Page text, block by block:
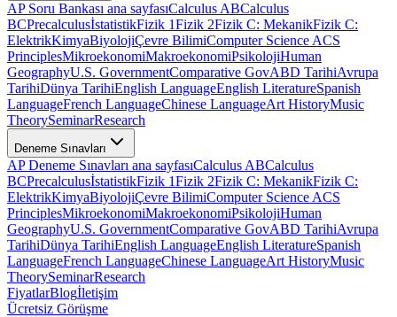
AP Soru Bankası ana sayfasıCalculus ABCalculus
BCPrecalculusİstatistikFizik 1Fizik 2Fizik C: MekanikFizik C:
ElektrikKimyaBiyolojiÇevre BilimiComputer Science ACS
PrinciplesMikroekonomiMakroekonomiPsikolojiHuman
GeographyU.S. GovernmentComparative GovABD TarihiAvrupa
TarihiDünya TarihiEnglish LanguageEnglish LiteratureSpanish
LanguageFrench LanguageChinese LanguageArt HistoryMusic
TheorySeminarResearch
Deneme Sınavları
AP Deneme Sınavları ana sayfasıCalculus ABCalculus
BCPrecalculusİstatistikFizik 1Fizik 2Fizik C: MekanikFizik C:
ElektrikKimyaBiyolojiÇevre BilimiComputer Science ACS
PrinciplesMikroekonomiMakroekonomiPsikolojiHuman
GeographyU.S. GovernmentComparative GovABD TarihiAvrupa
TarihiDünya TarihiEnglish LanguageEnglish LiteratureSpanish
LanguageFrench LanguageChinese LanguageArt HistoryMusic
TheorySeminarResearch
FiyatlarBlogİletişim
Ücretsiz Görüşme